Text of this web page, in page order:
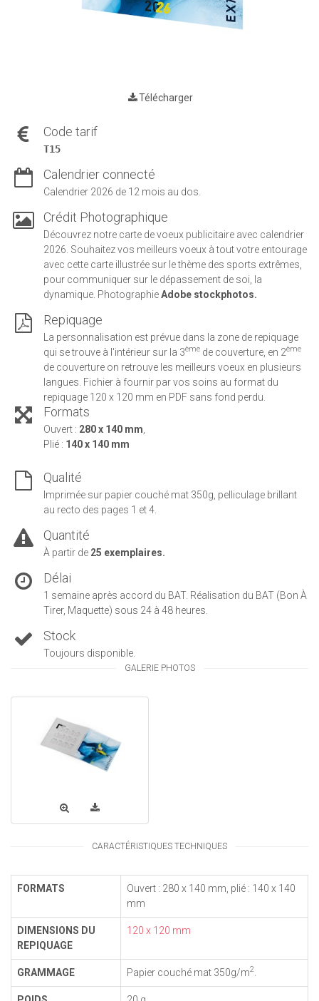
Télécharger
Code tarif
T15
Calendrier connecté
Calendrier 2026 de 12 mois au dos.
Crédit Photographique
Découvrez notre carte de voeux publicitaire avec calendrier
2026. Souhaitez vos meilleurs voeux à tout votre entourage
avec cette carte illustrée sur le thème des sports extrêmes,
pour communiquer sur le dépassement de soi, la
dynamique. PhotographieAdobe stockphotos.
Repiquage
La personnalisation est prévue dans la zone de repiquage
qui se trouve à l'intérieur sur la 3ème de couverture, en 2ème
de couverture on retrouve les meilleurs voeux en plusieurs
langues. Fichier à fournir par vos soins au format du
repiquage 120 x 120 mm en PDF sans fond perdu.
Formats
Ouvert : 280 x 140 mm
Plié : 140 x 140 mm
Qualité
Imprimée sur papier couché mat 350g, pelliculage brillant
au recto des pages 1 et 4.
Quantité
À partir de 25 exemplaires.
Délai
1 semaine après accord du BAT. Réalisation du BAT (Bon À
Tirer, Maquette) sous 24 à 48 heures.
Stock
Toujours disponible.
GALERIE PHOTOS
CARACTÉRISTIQUES TECHNIQUES
FORMATS
Ouvert : 280 x 140 mm, plié : 140 x 140
mm
DIMENSIONS DU
REPIQUAGE
120 x 120 mm
GRAMMAGE Papier couché mat 350g/m2